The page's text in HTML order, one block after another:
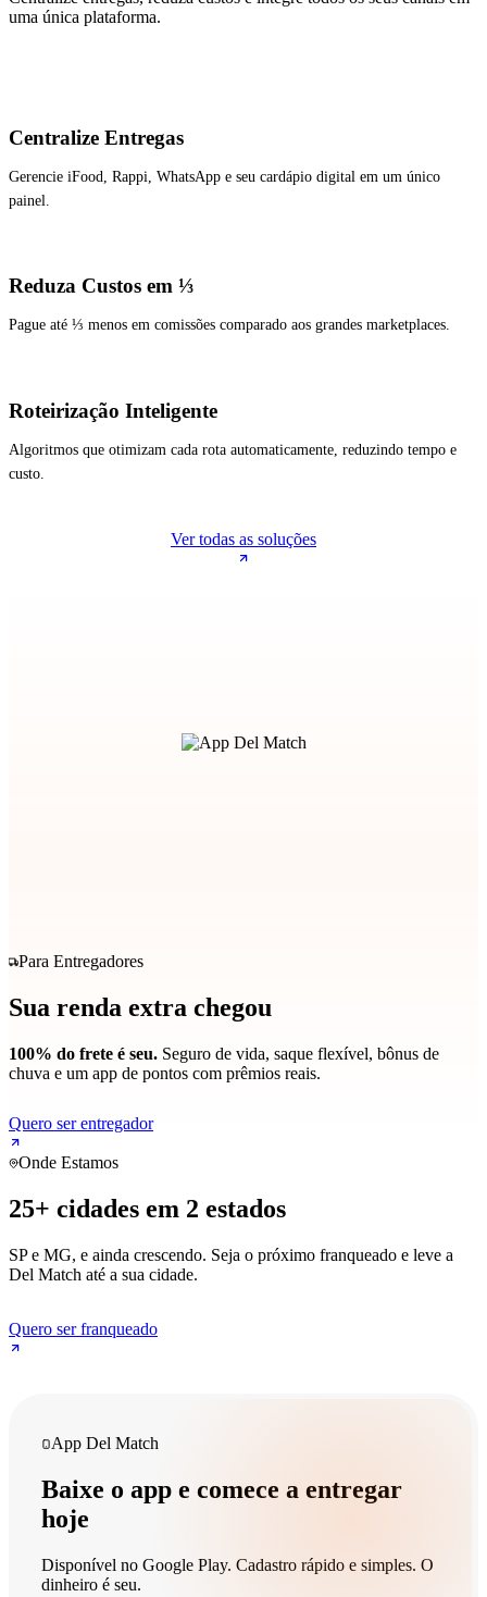
uma única plataforma.
Centralize Entregas
Gerencie iFood, Rappi, WhatsApp e seu cardápio digital em um único
painel.
Reduza Custos em ⅓
Pague até ⅓ menos em comissões comparado aos grandes marketplaces.
Roteirização Inteligente
Algoritmos que otimizam cada rota automaticamente, reduzindo tempo e
custo.
Ver todas as soluções
Para Entregadores
Sua renda extra chegou
100% do frete é seu. Seguro de vida, saque flexível, bônus de
chuva e um app de pontos com prêmios reais.
Quero ser entregador
Onde Estamos
25+ cidades em 2 estados
SP e MG, e ainda crescendo. Seja o próximo franqueado e leve a
Del Match até a sua cidade.
Quero ser franqueado
App Del Match
Baixe o app e comece a entregar
hoje
Disponível no Google Play. Cadastro rápido e simples. O
dinheiro é seu.